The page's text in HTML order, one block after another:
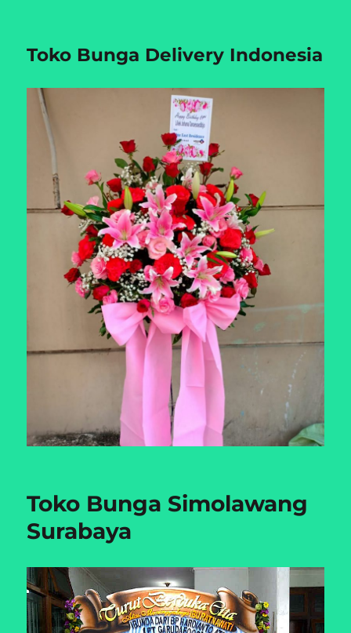
Toko Bunga Delivery Indonesia
Toko Bunga Simolawang
Surabaya